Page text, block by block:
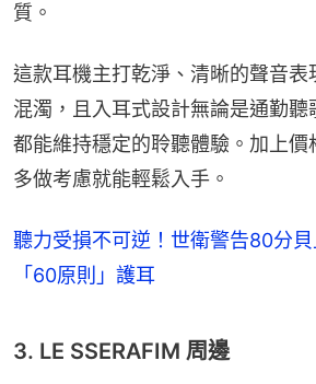
質。
這款耳機主打乾淨、清晰的聲音表
混濁，且入耳式設計無論是通勤聽
都能維持穩定的聆聽體驗。加上價
多做考慮就能輕鬆入手。
聽力受損不可逆！世衛警告80分
「60原則」護耳
3. LE SSERAFIM 周邊